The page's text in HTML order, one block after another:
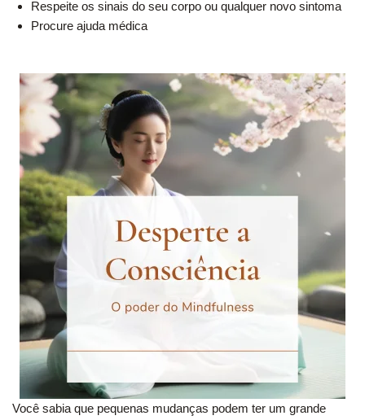
Respeite os sinais do seu corpo ou qualquer novo sintoma
Procure ajuda médica
Você sabia que pequenas mudanças podem ter um grande